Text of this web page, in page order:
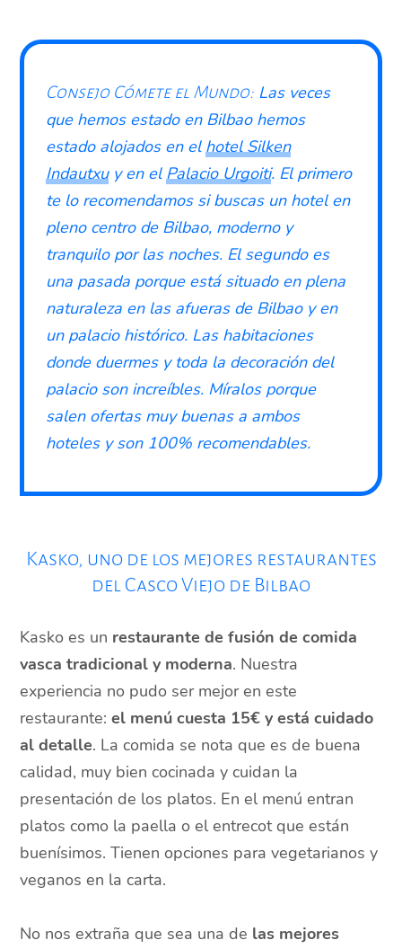
Consejo Cómete el Mundo: Las veces
que hemos estado en Bilbao hemos
estado alojados en elhotel Silken
Indautxuy en elPalacio Urgoiti. El primero
te lo recomendamos si buscas un hotel en
pleno centro de Bilbao, moderno y
tranquilo por las noches. El segundo es
una pasada porque está situado en plena
naturaleza en las afueras de Bilbao y en
un palacio histórico. Las habitaciones
donde duermes y toda la decoración del
palacio son increíbles. Míralos porque
salen ofertas muy buenas a ambos
hoteles y son 100% recomendables.
Kasko, uno de los mejores restaurantes
del Casco Viejo de Bilbao
Kasko es un restaurante de fusión de comida
vasca tradicional y moderna. Nuestra
experiencia no pudo ser mejor en este
restaurante:el menú cuesta 15€ y está cuidado
al detalle. La comida se nota que es de buena
calidad, muy bien cocinada y cuidan la
presentación de los platos. En el menú entran
platos como la paella o el entrecot que están
buenísimos. Tienen opciones para vegetarianos y
veganos en la carta.
No nos extraña que sea una de las mejores